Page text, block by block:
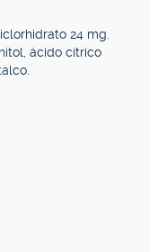
24 mg.
ácido cítrico